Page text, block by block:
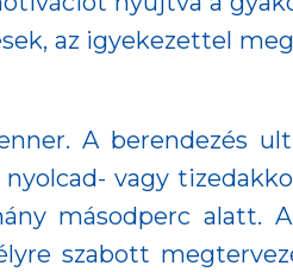
az igyekezettel
A berendezés
vagy
másodperc alatt.
szabott